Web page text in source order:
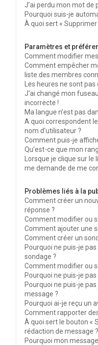
J’ai perdu mon mot de
Pourquoi suis-je
À quoi sert «
Paramètres et
Comment modifier
Comment empêcher
liste des membres
Les heures ne sont
J’ai changé mon
incorrecte !
Ma langue n’est pas
A quoi correspondent
nom d’utilisateur ?
Comment puis-je
Qu’est-ce que mon
Lorsque je clique sur le
me demande de me
Problèmes liés à la
Comment créer un
réponse ?
Comment modifier ou
Comment ajouter une
Comment créer un
Pourquoi ne puis-je
sondage ?
Comment modifier ou
Pourquoi ne puis-je
Pourquoi ne puis-je
message ?
Pourquoi ai-je reçu un
Comment rapporter
À quoi sert le bouton «
rédaction de message ?
Pourquoi mon